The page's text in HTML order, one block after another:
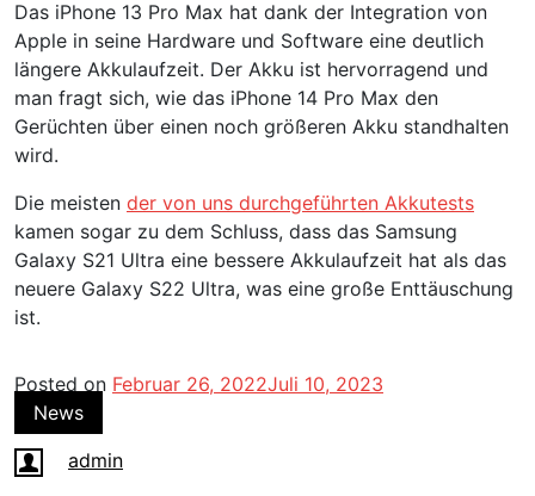
Das iPhone 13 Pro Max hat dank der Integration von
Apple in seine Hardware und Software eine deutlich
längere Akkulaufzeit. Der Akku ist hervorragend und
man fragt sich, wie das iPhone 14 Pro Max den
Gerüchten über einen noch größeren Akku standhalten
wird.
Die meisten der von uns durchgeführten Akkutests
kamen sogar zu dem Schluss, dass das Samsung
Galaxy S21 Ultra eine bessere Akkulaufzeit hat als das
neuere Galaxy S22 Ultra, was eine große Enttäuschung
ist.
Posted on Februar 26, 2022Juli 10, 2023
News
admin